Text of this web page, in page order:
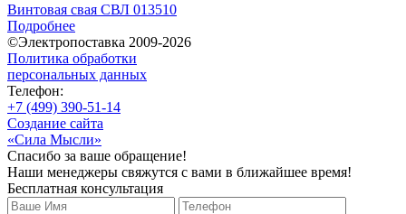
Винтовая свая СВЛ 013510
Подробнее
©Электропоставка 2009-2026
Политика обработки
персональных данных
Телефон:
+7 (499) 390-51-14
Создание сайта
«Сила Мысли»
Спасибо за ваше обращение!
Наши менеджеры свяжутся с вами в ближайшее время!
Бесплатная консультация